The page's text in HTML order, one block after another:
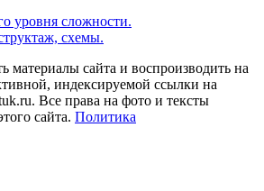
уровня сложности.
схемы.
материалы сайта и воспроизводить на
индексируемой ссылки на
Все права на фото и тексты
сайта. Политика